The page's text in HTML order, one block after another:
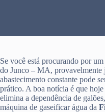
Se você está procurando por
do Junco – MA, provavelmente
abastecimento constante pode
prático. A boa notícia é que
elimina a dependência de
máquina de gaseificar água da